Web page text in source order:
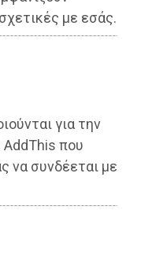
με εσάς.
για την
AddThis που
να συνδέεται με